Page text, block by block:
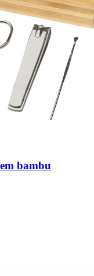
bambu